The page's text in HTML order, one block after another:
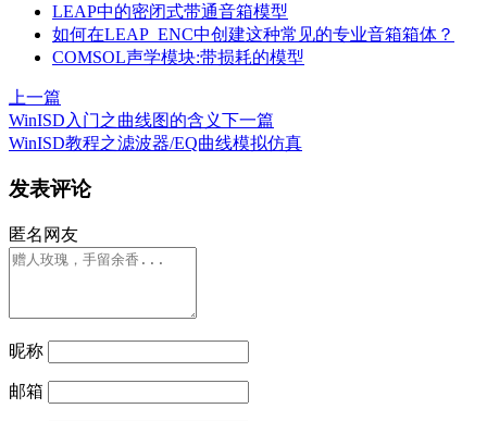
LEAP中的密闭式带通音箱模型
如何在LEAP_ENC中创建这种常见的专业音箱箱体？
COMSOL声学模块:带损耗的模型
上一篇
WinISD入门之曲线图的含义下一篇
WinISD教程之滤波器/EQ曲线模拟仿真
发表评论
匿名网友
昵称
邮箱